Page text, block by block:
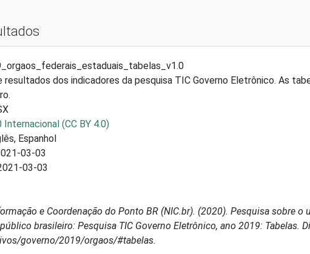
resultados dos indicadores da pesquisa TIC Governo Eletrônico. As
(CC BY 4.0)
Espanhol
03-03
03-03
e Coordenação do Ponto BR (NIC.br). (2020). Pesquisa sobre
brasileiro: Pesquisa TIC Governo Eletrônico, ano 2019: Tabelas.
governo/2019/orgaos/#tabelas.